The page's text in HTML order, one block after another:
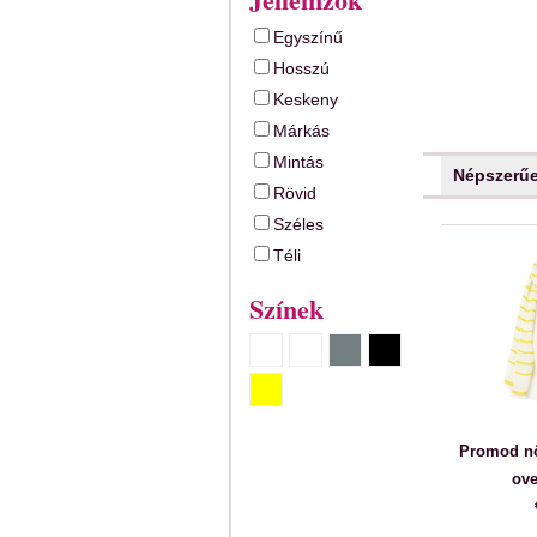
Egyszínű
Hosszú
Keskeny
Márkás
Mintás
Rövid
Széles
Téli
Színek
Promod